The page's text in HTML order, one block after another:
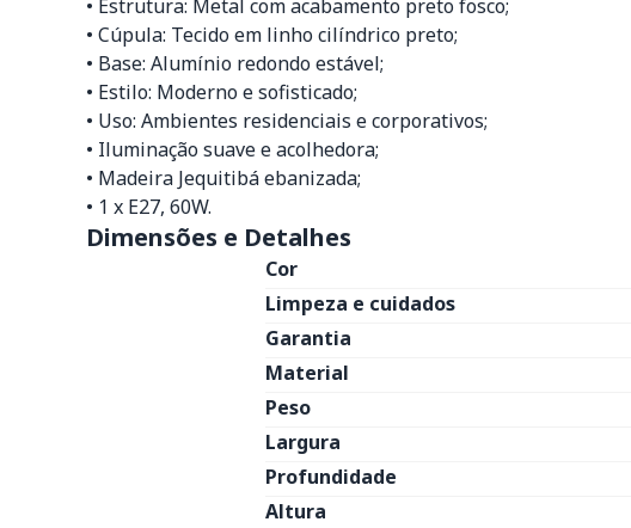
• Estrutura: Metal com acabamento preto fosco;
• Cúpula: Tecido em linho cilíndrico preto;
• Base: Alumínio redondo estável;
• Estilo: Moderno e sofisticado;
• Uso: Ambientes residenciais e corporativos;
• Iluminação suave e acolhedora;
• Madeira Jequitibá ebanizada;
• 1 x E27, 60W.
Dimensões e Detalhes
Cor
Limpeza e cuidados
Garantia
Material
Peso
Largura
Profundidade
Altura